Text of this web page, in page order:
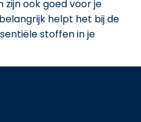
ook goed voor je
helpt het bij de
stoffen in je